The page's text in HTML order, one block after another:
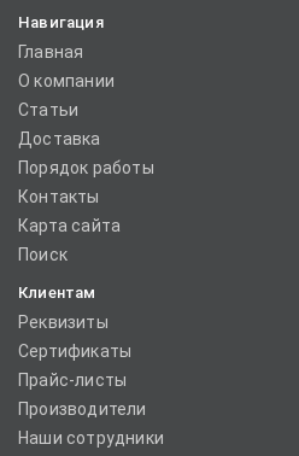
Навигация
Главная
О компании
Статьи
Доставка
Порядок работы
Контакты
Карта сайта
Поиск
Клиентам
Реквизиты
Сертификаты
Прайс-листы
Производители
Наши сотрудники